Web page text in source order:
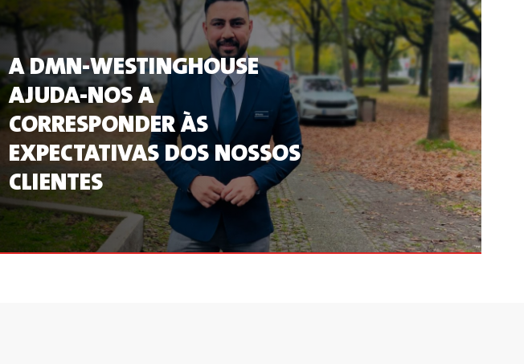
A DMN-WESTINGHOUSE
AJUDA-NOS A
CORRESPONDER ÀS
EXPECTATIVAS DOS NOSSOS
CLIENTES